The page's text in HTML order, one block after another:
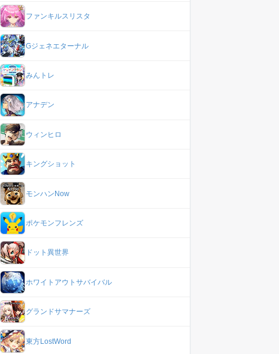
ファンキルスリスタ
Gジェネエターナル
みんトレ
アナデン
ウィンヒロ
キングショット
モンハンNow
ポケモンフレンズ
ドット異世界
ホワイトアウトサバイバル
グランドサマナーズ
東方LostWord